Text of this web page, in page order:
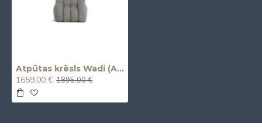
Atpūtas krēsls Wadi (Armchair)
1659.00 € 1895.00 €